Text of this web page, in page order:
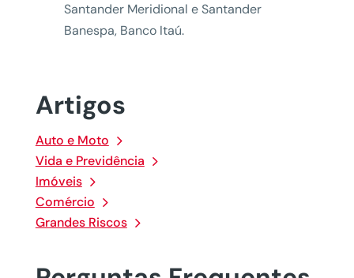
Artigos
Auto e Moto
Vida e Previdência
Imóveis
Comércio
Grandes Riscos
Santander Meridional e Santander
Banespa, Banco Itaú.